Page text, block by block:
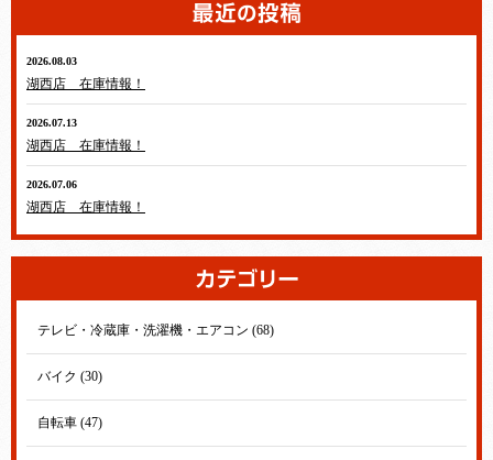
2026.08.03
湖西店 在庫情報！
2026.07.13
湖西店 在庫情報！
2026.07.06
湖西店 在庫情報！
テレビ・冷蔵庫・洗濯機・エアコン (68)
バイク (30)
自転車 (47)